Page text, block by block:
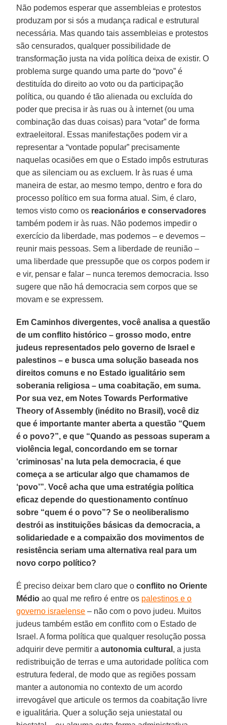
Não podemos esperar que assembleias e protestos
produzam por si sós a mudança radical e estrutural
necessária. Mas quando tais assembleias e protestos
são censurados, qualquer possibilidade de
transformação justa na vida política deixa de existir. O
problema surge quando uma parte do “povo” é
destituída do direito ao voto ou da participação
política, ou quando é tão alienada ou excluída do
poder que precisa ir às ruas ou à internet (ou uma
combinação das duas coisas) para “votar” de forma
extraeleitoral. Essas manifestações podem vir a
representar a “vontade popular” precisamente
naquelas ocasiões em que o Estado impôs estruturas
que as silenciam ou as excluem. Ir às ruas é uma
maneira de estar, ao mesmo tempo, dentro e fora do
processo político em sua forma atual. Sim, é claro,
temos visto como os reacionários e conservadores
também podem ir às ruas. Não podemos impedir o
exercício da liberdade, mas podemos – e devemos –
reunir mais pessoas. Sem a liberdade de reunião –
uma liberdade que pressupõe que os corpos podem ir
e vir, pensar e falar – nunca teremos democracia. Isso
sugere que não há democracia sem corpos que se
movam e se expressem.
Em Caminhos divergentes, você analisa a questão
de um conflito histórico – grosso modo, entre
judeus representados pelo governo de Israel e
palestinos – e busca uma solução baseada nos
direitos comuns e no Estado igualitário sem
soberania religiosa – uma coabitação, em suma.
Por sua vez, em Notes Towards Performative
Theory of Assembly (inédito no Brasil), você diz
que é importante manter aberta a questão “Quem
é o povo?”, e que “Quando as pessoas superam a
violência legal, concordando em se tornar
‘criminosas’ na luta pela democracia, é que
começa a se articular algo que chamamos de
‘povo’”. Você acha que uma estratégia política
eficaz depende do questionamento contínuo
sobre “quem é o povo”? Se o neoliberalismo
destrói as instituições básicas da democracia, a
solidariedade e a compaixão dos movimentos de
resistência seriam uma alternativa real para um
novo corpo político?
É preciso deixar bem claro que oconflito no Oriente
Médio ao qual me refiro é entre os palestinos e o
governo israelense – não com o povo judeu. Muitos
judeus também estão em conflito com o Estado de
Israel. A forma política que qualquer resolução possa
adquirir deve permitir aautonomia cultural , a justa
redistribuição de terras e uma autoridade política com
estrutura federal, de modo que as regiões possam
manter a autonomia no contexto de um acordo
irrevogável que articule os termos da coabitação livre
e igualitária. Quer a solução seja uniestatal ou